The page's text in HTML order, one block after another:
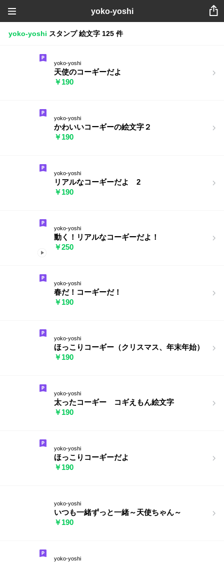
yoko-yoshi
yoko-yoshi スタンプ 絵文字 125 件
yoko-yoshi
天使のコーギーだよ
￥190
yoko-yoshi
かわいいコーギーの絵文字２
￥190
yoko-yoshi
リアルなコーギーだよ 2
￥190
yoko-yoshi
動く！リアルなコーギーだよ！
￥250
yoko-yoshi
春だ！コーギーだ！
￥190
yoko-yoshi
ほっこりコーギー（クリスマス、年末年始）
￥190
yoko-yoshi
太ったコーギー コギえもん絵文字
￥190
yoko-yoshi
ほっこりコーギーだよ
￥190
yoko-yoshi
いつも一緒ずっと一緒～天使ちゃん～
￥190
yoko-yoshi